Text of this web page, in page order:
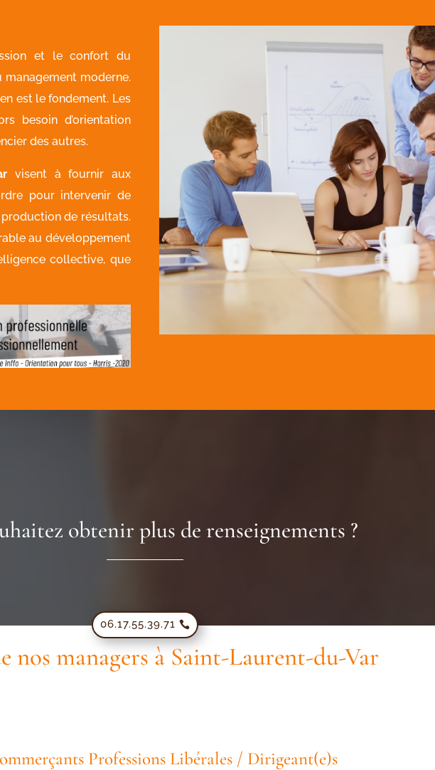
et le confort du
moderne.
est le fondement. Les
besoin d’orientation
des autres.
visent à fournir aux
pour intervenir de
de résultats.
au développement
collective, que
obtenir plus de renseignements ?
06.17.55.39.71
nos managers à Saint-Laurent-du-Var
Professions Libérales / Dirigeant(e)s